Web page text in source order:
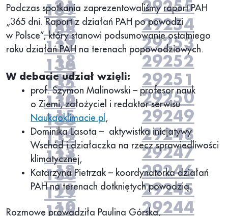
21
20
19
18
17
16
15
14
13
12
11
10
29255
29254
29253
29252
29251
29250
29249
29248
29247
29246
29245
29244
139
138
137
136
135
134
133
132
131
130
129
128
Podczas spotkania zaprezentowaliśmy raport PAH
„365 dni. Raport z działań PAH po powodzi
w Polsce”, który stanowi podsumowanie ostatniego
roku działań PAH na terenach popowodziowych.
W debacie udział wzięli:
prof. Szymon Malinowski – profesor nauk
o Ziemi, założyciel i redaktor serwisu
Naukaoklimacie.pl ,
Dominika Lasota – aktywistka inicjatywy
Wschód i działaczka na rzecz sprawiedliwości
klimatycznej,
Katarzyna Pietrzak – koordynatorka działań
PAH na terenach dotkniętych powodzią.
Rozmowę prowadziła Paulina Górska,